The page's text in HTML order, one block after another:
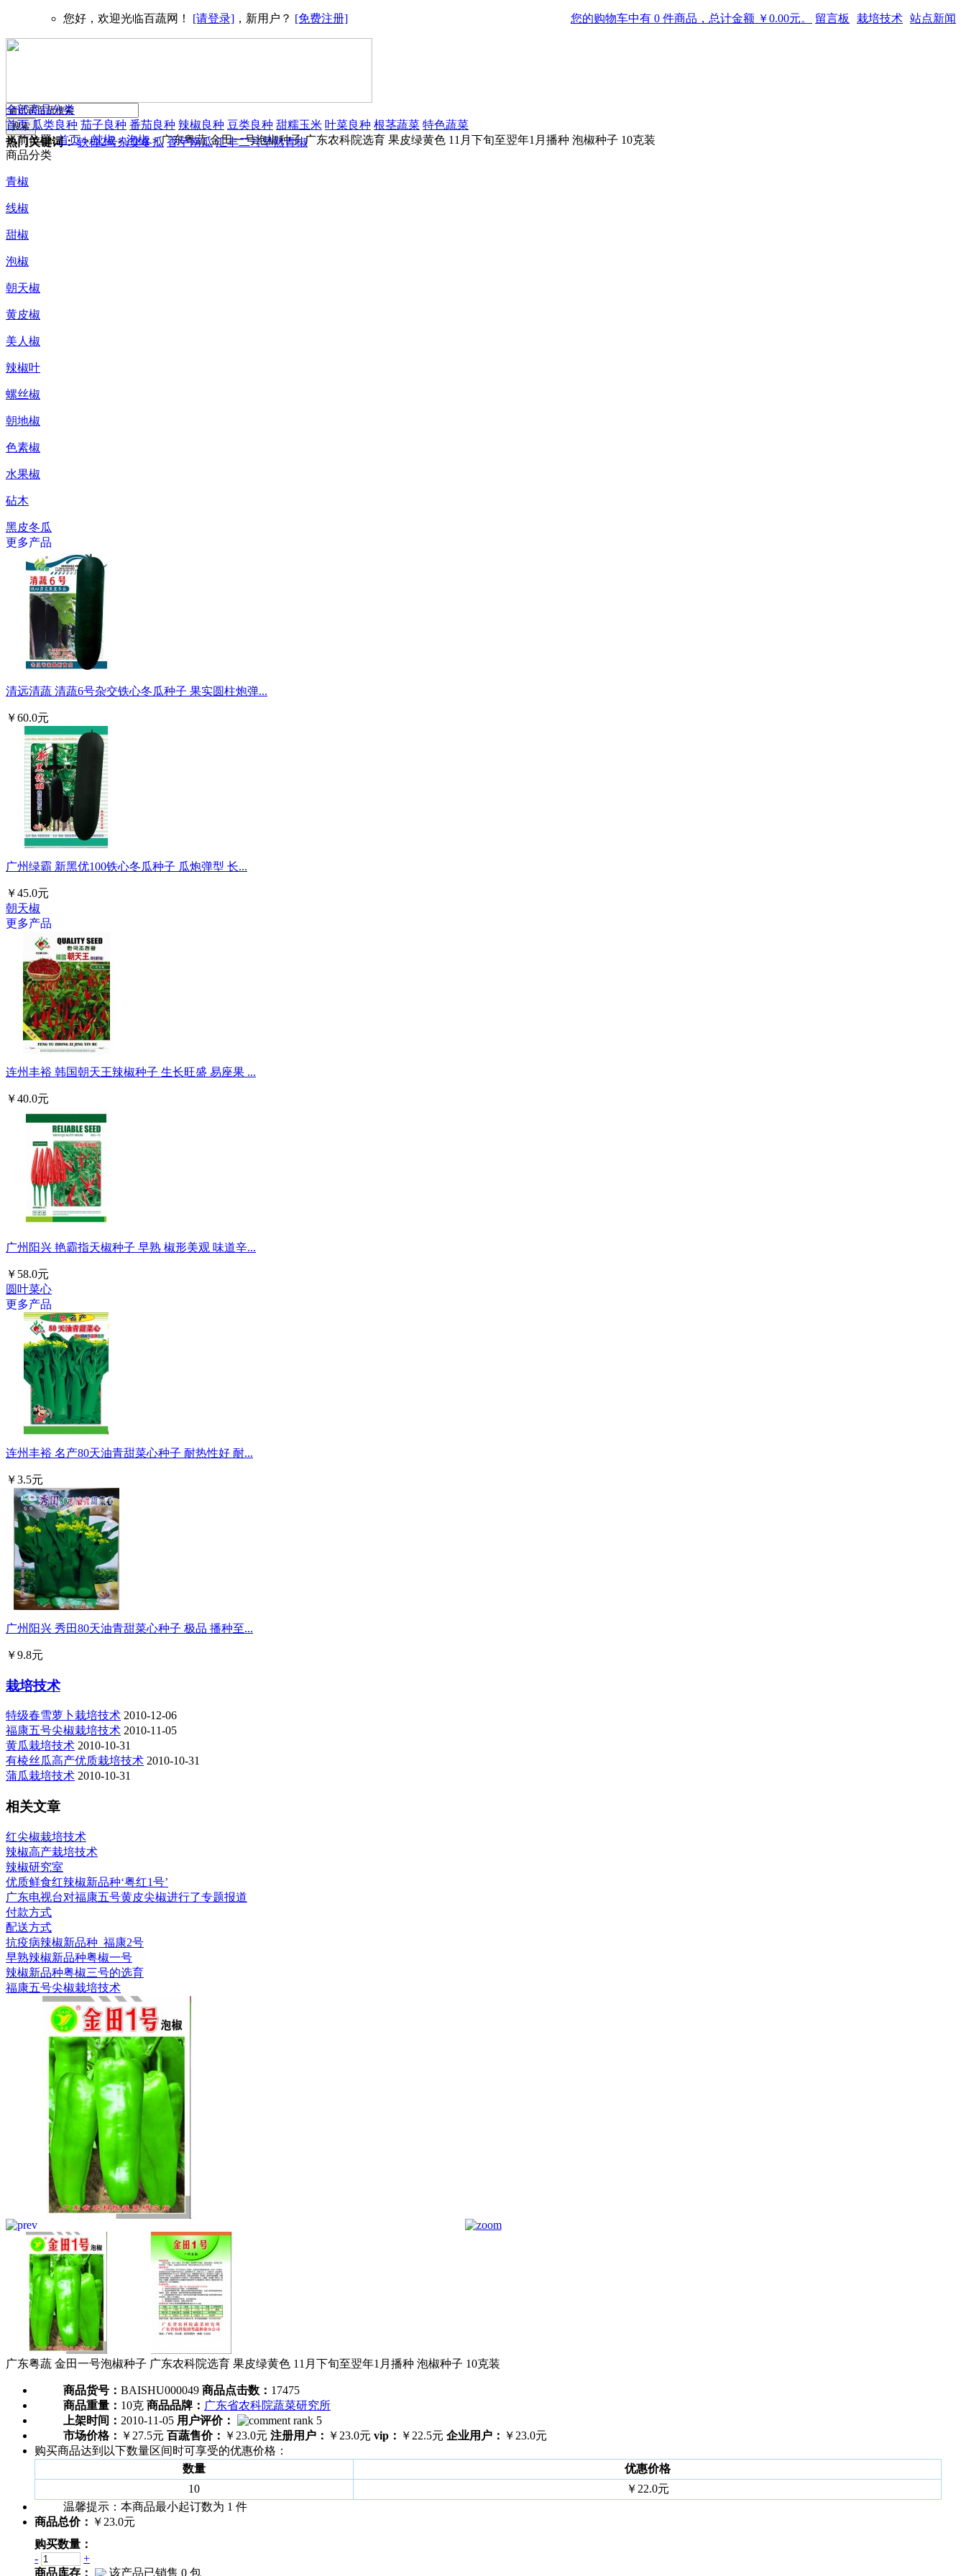
您的购物车中有 0 件商品，总计金额 ￥0.00元。 留言板 栽培技术 站点新闻
您好，欢迎光临百蔬网！ [请登录] ，新用户？ [免费注册]
热门关键词： 铁柱2号杂交冬瓜 香芋南瓜 汇丰二号早熟青椒
全部商品分类
首页 瓜类良种 茄子良种 番茄良种 辣椒良种 豆类良种 甜糯玉米 叶菜良种 根茎蔬菜 特色蔬菜
当前位置:首页 > 辣椒 > 泡椒 >广东粤蔬 金田一号泡椒种子 广东农科院选育 果皮绿黄色 11月下旬至翌年1月播种 泡椒种子 10克装
商品分类
青椒
线椒
甜椒
泡椒
朝天椒
黄皮椒
美人椒
辣椒叶
螺丝椒
朝地椒
色素椒
水果椒
砧木
黑皮冬瓜
更多产品
清远清蔬 清蔬6号杂交铁心冬瓜种子 果实圆柱炮弹...
￥60.0元
广州绿霸 新黑优100铁心冬瓜种子 瓜炮弹型 长...
￥45.0元
朝天椒
更多产品
连州丰裕 韩国朝天王辣椒种子 生长旺盛 易座果 ...
￥40.0元
广州阳兴 艳霸指天椒种子 早熟 椒形美观 味道辛...
￥58.0元
圆叶菜心
更多产品
连州丰裕 名产80天油青甜菜心种子 耐热性好 耐...
￥3.5元
广州阳兴 秀田80天油青甜菜心种子 极品 播种至...
￥9.8元
栽培技术
特级春雪萝卜栽培技术 2010-12-06
福康五号尖椒栽培技术 2010-11-05
黄瓜栽培技术 2010-10-31
有棱丝瓜高产优质栽培技术 2010-10-31
蒲瓜栽培技术 2010-10-31
相关文章
红尖椒栽培技术
辣椒高产栽培技术
辣椒研究室
优质鲜食红辣椒新品种‘粤红1号’
广东电视台对福康五号黄皮尖椒进行了专题报道
付款方式
配送方式
抗疫病辣椒新品种_福康2号
早熟辣椒新品种粤椒一号
辣椒新品种粤椒三号的选育
福康五号尖椒栽培技术
广东粤蔬 金田一号泡椒种子 广东农科院选育 果皮绿黄色 11月下旬至翌年1月播种 泡椒种子 10克装
商品货号： BAISHU000049 商品点击数： 17475
商品重量： 10克 商品品牌： 广东省农科院蔬菜研究所
上架时间： 2010-11-05 用户评价：
市场价格： ￥27.5元 百蔬售价： ￥23.0元 注册用户： ￥23.0元 vip： ￥22.5元 企业用户： ￥23.0元
购买商品达到以下数量区间时可享受的优惠价格：
数量
优惠价格
10
￥22.0元
温馨提示： 本商品最小起订数为 1 件
商品总价： ￥23.0元
购买数量：
-
+
商品库存：
该产品已销售 0 包